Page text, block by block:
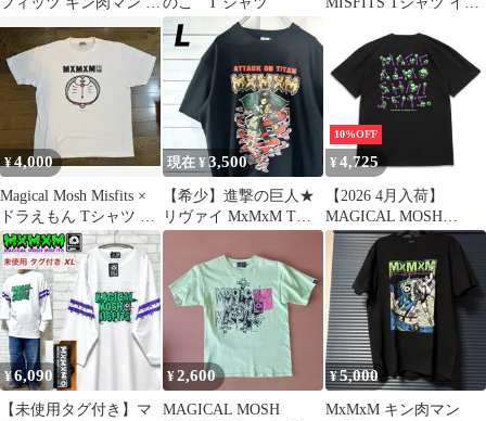
ビンマスク コラボ 半袖
Tシャツ
¥4,000
Magical Mosh Misfits ×
ドラえもん Tシャツ サ
イズXXL
現在 ¥3,500
【希少】進撃の巨人★
リヴァイ MxMxM Tシ
ャツ Lサイズ
10%OFF
¥ 4,725
【2026 4月入荷】
MAGICAL MOSH
MISFITS マジカルモッ
シュミスフィッツ
MxMxM SKULLHEADS
TEE (DOKU) 半袖Tシ
ャツ ティーシャツ T-
SHIRTS
¥6,090
【未使用タグ付き】マ
¥2,600
MAGICAL MOSH
¥5,000
MxMxM キン肉マン